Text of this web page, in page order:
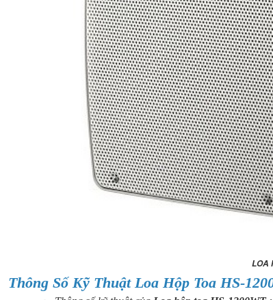
LOA
Thông Số Kỹ Thuật Loa Hộp Toa HS-
Loa Treo Tường
JBL Control 25T
Loa Treo Tường
Kasen 206 GT
Loa âm trần
TOA PC-648R